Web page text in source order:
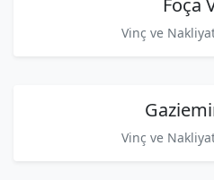
Vinç ve
Vinç ve